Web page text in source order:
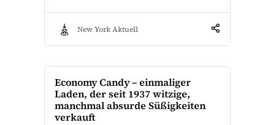
New York Aktuell
Economy Candy – einmaliger
Laden, der seit 1937 witzige,
manchmal absurde Süßigkeiten
verkauft